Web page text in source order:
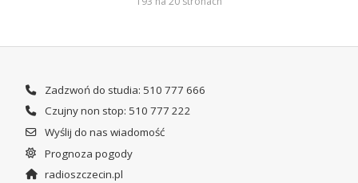
Zadzwoń do studia: 510 777 666
Czujny non stop: 510 777 222
Wyślij do nas wiadomość
Prognoza pogody
radioszczecin.pl